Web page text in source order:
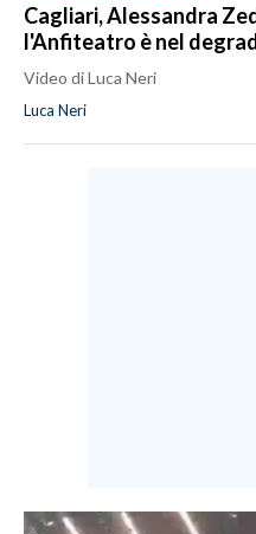
Cagliari, Alessandra
l'Anfiteatro è nel
Video di Luca Neri
Luca Neri